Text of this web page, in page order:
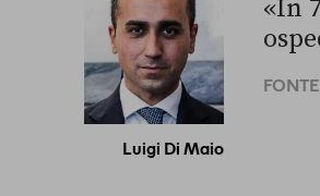
Luigi Di Maio
«In